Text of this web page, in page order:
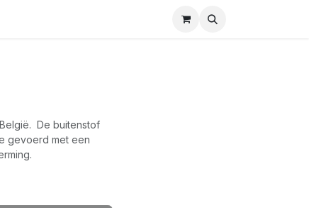
De buitenstof
gevoerd met een